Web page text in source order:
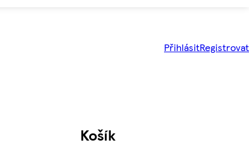
PřihlásitRegistrovat
Košík